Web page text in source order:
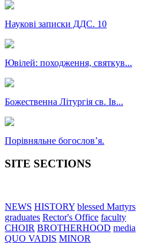
Наукові записки ДДС. 10
Ювілей: походження, святкув...
Божественна Літургія св. Ів...
Порівняльне богословʼя.
SITE SECTIONS
NEWS HISTORY blessed Martyrs
graduates Rector's Office faculty
CHOIR BROTHERHOOD media
QUO VADIS MINOR